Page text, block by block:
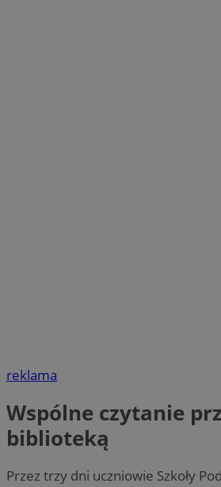
reklama
Wspólne czytanie
biblioteką
Przez trzy dni uczniowie Szkoły